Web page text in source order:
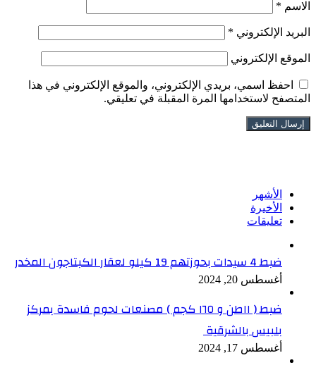
الاسم *
البريد الإلكتروني *
الموقع الإلكتروني
احفظ اسمي، بريدي الإلكتروني، والموقع الإلكتروني في هذا
المتصفح لاستخدامها المرة المقبلة في تعليقي.
الأشهر
الأخيرة
تعليقات
ضبط 4 سيدات بحوزتهم 19 كيلو لعقار الكبتاجون المخدر
أغسطس 20, 2024
ضبط ( ١١طن و ١٦٥ كجم ) مصنعات لحوم فاسدة بمركز
بلبيس بالشرقية
أغسطس 17, 2024